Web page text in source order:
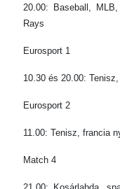
20.00: Baseball,
Rays
Eurosport 1
10.30 és 20.00:
Eurosport 2
11.00: Tenisz, francia
Match 4